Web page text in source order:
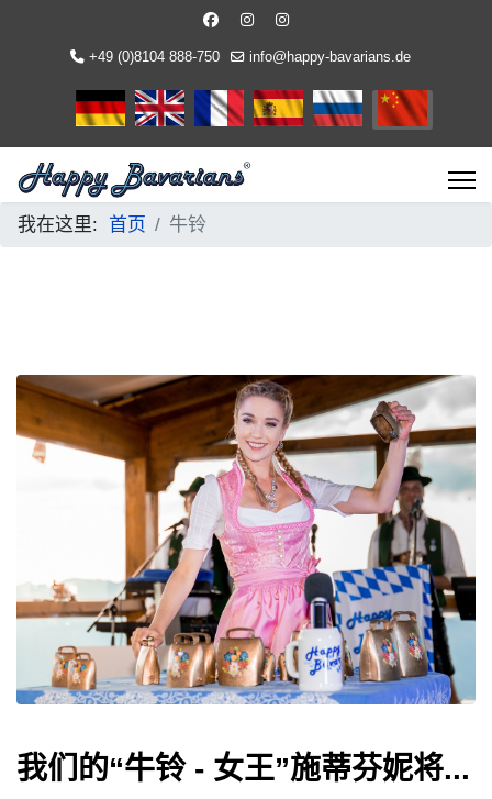
+49 (0)8104 888-750 info@happy-bavarians.de
选择你的语音
我在这里: 首页 牛铃
我们的“牛铃 - 女王”施蒂芬妮将...